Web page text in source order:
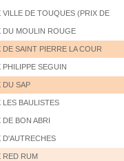
VILLE DE TOUQUES (PRIX DE
DU MOULIN ROUGE
DE SAINT PIERRE LA COUR
PHILIPPE SEGUIN
DU SAP
LES BAULISTES
DE BON ABRI
D'AUTRECHES
RED RUM